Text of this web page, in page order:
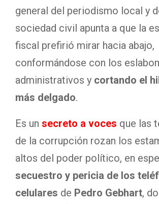
general del periodismo local y
sociedad civil apunta a que la
fiscal prefirió mirar hacia abajo,
conformándose con los
administrativos y cortando el
más delgado.
Es un secreto a voces que las
de la corrupción rozan los
altos del poder político, en
secuestro y pericia de los
celulares de Pedro Gebhart,